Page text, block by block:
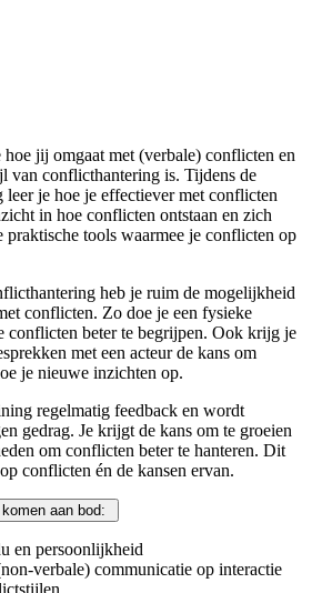
jij omgaat met (verbale) conflicten en
van conflicthantering is. Tijdens de
je hoe je effectiever met conflicten
in hoe conflicten ontstaan en zich
tools waarmee je conflicten op
heb je ruim de mogelijkheid
conflicten. Zo doe je een fysieke
conflicten beter te begrijpen. Ook krijg je
met een acteur de kans om
je nieuwe inzichten op.
regelmatig feedback en wordt
gedrag. Je krijgt de kans om te groeien
om conflicten beter te hanteren. Dit
conflicten én de kansen ervan.
aan bod:
en persoonlijkheid
verbale) communicatie op interactie